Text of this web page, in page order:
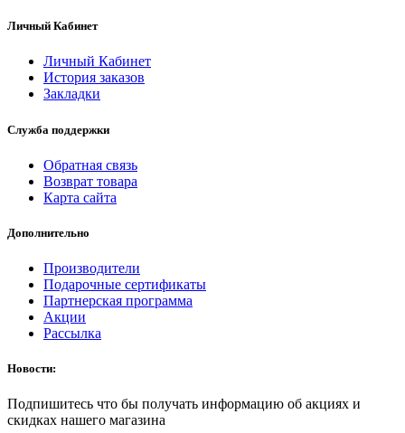
Личный Кабинет
Личный Кабинет
История заказов
Закладки
Служба поддержки
Обратная связь
Возврат товара
Карта сайта
Дополнительно
Производители
Подарочные сертификаты
Партнерская программа
Акции
Рассылка
Новости:
Подпишитесь что бы получать информацию об акциях и
скидках нашего магазина